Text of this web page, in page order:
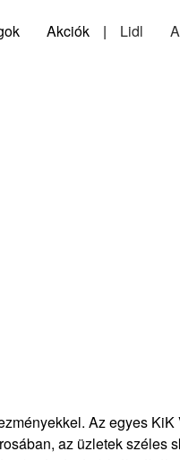
Akciók | Lidl
Az egyes KiK
az üzletek széles